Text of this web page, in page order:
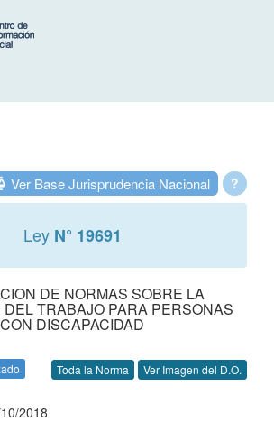
?
Ver Base Jurisprudencia Nacional
Ley N° 19691
DE NORMAS SOBRE LA
DEL TRABAJO PARA PERSONAS
CON DISCAPACIDAD
Toda la Norma Ver Imagen del D.O.
2018